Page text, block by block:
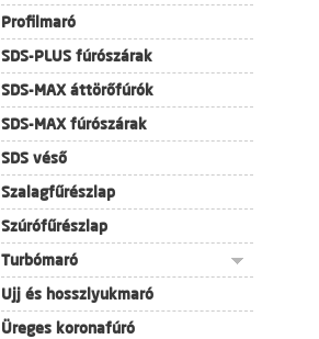
Profilmaró
SDS-PLUS fúrószárak
SDS-MAX áttörőfúrók
SDS-MAX fúrószárak
SDS véső
Szalagfűrészlap
Szúrófűrészlap
Turbómaró
Ujj és hosszlyukmaró
Üreges koronafúró